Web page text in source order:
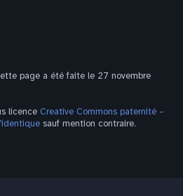
page a été faite le 27 novembre
licence Creative Commons paternité –
sauf mention contraire.